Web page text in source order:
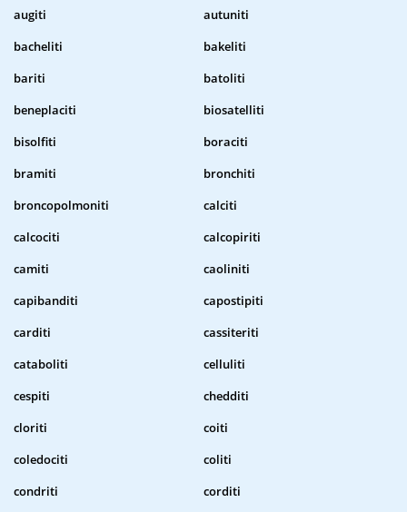
augiti
autuniti
bacheliti
bakeliti
bariti
batoliti
beneplaciti
biosatelliti
bisolfiti
boraciti
bramiti
bronchiti
broncopolmoniti
calciti
calcociti
calcopiriti
camiti
caoliniti
capibanditi
capostipiti
carditi
cassiteriti
cataboliti
celluliti
cespiti
chedditi
cloriti
coiti
coledociti
coliti
condriti
corditi